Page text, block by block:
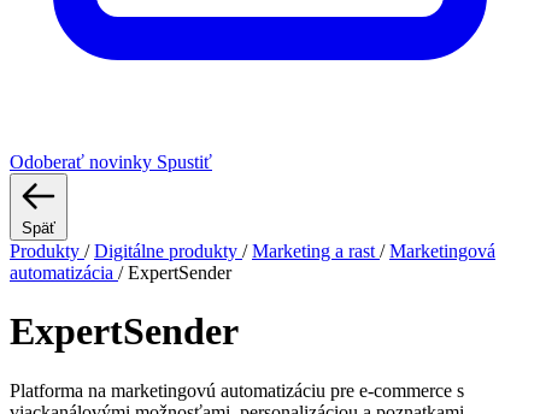
Odoberať novinky Spustiť
Späť
Produkty / Digitálne produkty / Marketing a rast / Marketingová
automatizácia / ExpertSender
ExpertSender
Platforma na marketingovú automatizáciu pre e-commerce s